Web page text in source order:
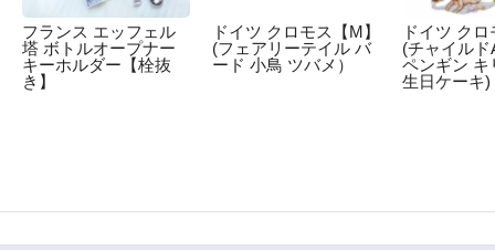
フランス エッフェル
塔 ボトルオープナー
キーホルダー【栓抜
き】
ドイツ クロモス【M】
(フェアリーテイル バ
ード 小鳥 ツバメ）
ドイツ ク
(チャイルド
ペンギン キ
生日ケーキ)